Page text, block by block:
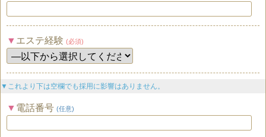
エステ経験 (必須)
▼これより下は空欄でも採用に影響はありません。
電話番号 (任意)